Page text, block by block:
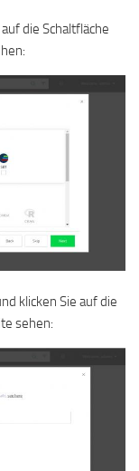
die Schaltfläche
klicken Sie auf die
sehen: